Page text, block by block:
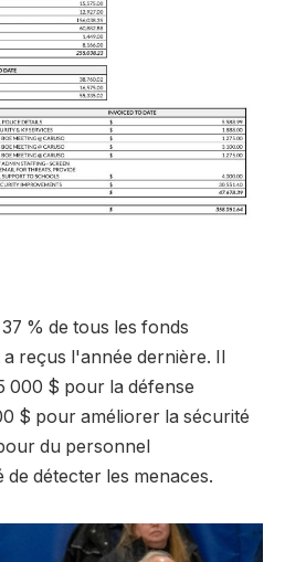
% de tous les fonds
reçus l'année dernière. Il
000 $ pour la défense
$ pour améliorer la sécurité
du personnel
détecter les menaces.